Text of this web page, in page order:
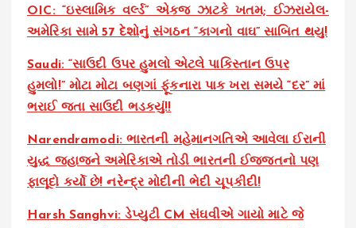
OIC: “ઇસ્લામિક વર્લ્ડ” એકજ ઝાટકે ખતમ; ઈઝરાયેલ-
અમેરિકા સામે 57 દેશોનું સંગઠન “કાગનો વાઘ” સાબિત થયુ!
Saudi: “સાઉદી ઉપર હુમલો એટલે પાકિસ્તાન ઉપર
હુમલો!” મોટા મોટા બણગાં ફૂંકનારા પાક ખરા સમયે “દર” માં
ભરાઈ જતા સાઉદી ભડકયું!!
Narendramodi: ભારતની મહેમાનગતિએ આવેલા ઈરાની
યુદ્ધ જહાજને અમેરિકાએ તોડી ભારતની ઈજ્જતનો પણ
ફાલૂદો કર્યો છે! નરેન્દ્ર મોદીની ભેદી ચૂપકીદી!
Harsh Sanghvi: ડેપ્યુટી CM સંઘવીએ ગાયો માટે જે